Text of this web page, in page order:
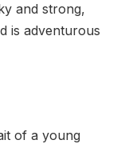
and strong,
is adventurous
of a young